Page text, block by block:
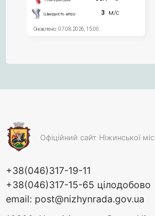
Офіційний сайт Ніжинської
+38(046)317-19-11
+38(046)317-15-65 цілодобово
email: post@nizhynrada.gov.ua